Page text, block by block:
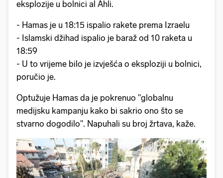
eksplozije u bolnici al Ahli.
- Hamas je u 18:15 ispalio rakete prema Izraelu
- Islamski džihad ispalio je baraž od 10 raketa u
18:59
- U to vrijeme bilo je izvješća o eksploziji u bolnici,
poručio je.
Optužuje Hamas da je pokrenuo "globalnu
medijsku kampanju kako bi sakrio ono što se
stvarno dogodilo". Napuhali su broj žrtava, kaže.